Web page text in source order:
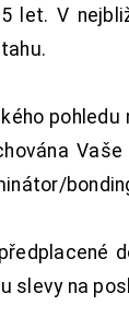
let. V
slevy na